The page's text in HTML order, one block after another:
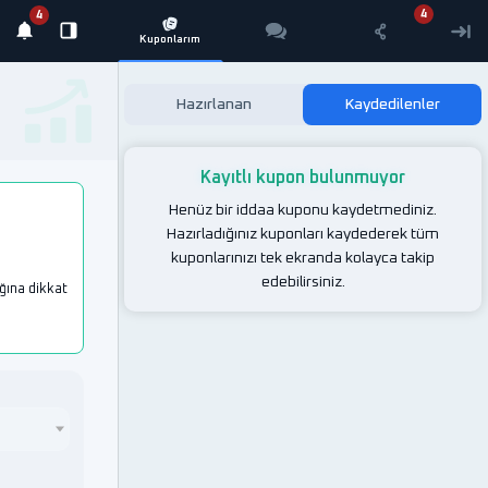
dikkat
Hazırlanan Kaydedilenler
Kayıtlı kupon bulunmuyor
Henüz bir iddaa kuponu kaydetmediniz.
Hazırladığınız kuponları kaydederek tüm
kuponlarınızı tek ekranda kolayca takip
edebilirsiniz.